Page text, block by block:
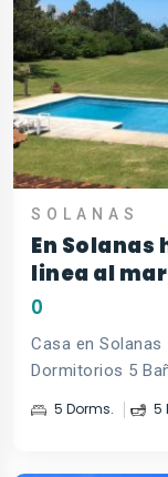
SOLANAS
En
linea al mar
0
Casa en
Dormitorios 5
5 Dorms. 5